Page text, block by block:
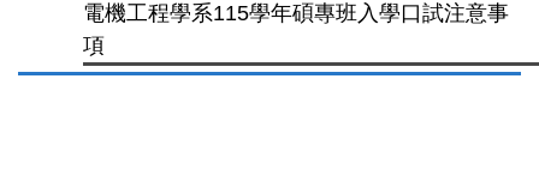
電機工程學系115學年碩專班入學口試注意事
項